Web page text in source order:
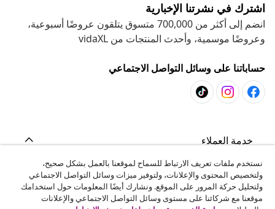
اشترك في نشرتنا الإخبارية
انضم إلى أكثر من 700,000 متسوق يتلقون عروضًا أسبوعية،
وعروضًا موسمية، وأحدث المنتجات من vidaXL
حساباتنا على وسائل التواصل الاجتماعي
خدمة العملاء
المشاريع
نستخدم ملفات تعريف الارتباط للسماح لموقعنا بالعمل بشكل صحيح،
ولتخصيص المحتوى والإعلانات، ولتوفير ميزات وسائل التواصل الاجتماعي
ولتحليل حركة المرور على الموقع. ونشارك أيضًا المعلومات حول استخدامك
موقعنا مع شركائنا على مستوى وسائل التواصل الاجتماعي والإعلانات